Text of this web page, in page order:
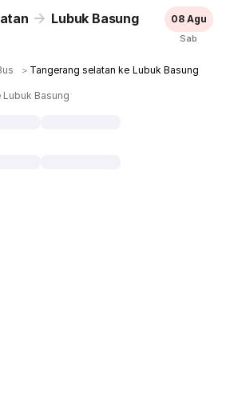
Lubuk Basung 08 Agu
Sab
＞ Tangerang selatan ke Lubuk Basung
Lubuk Basung